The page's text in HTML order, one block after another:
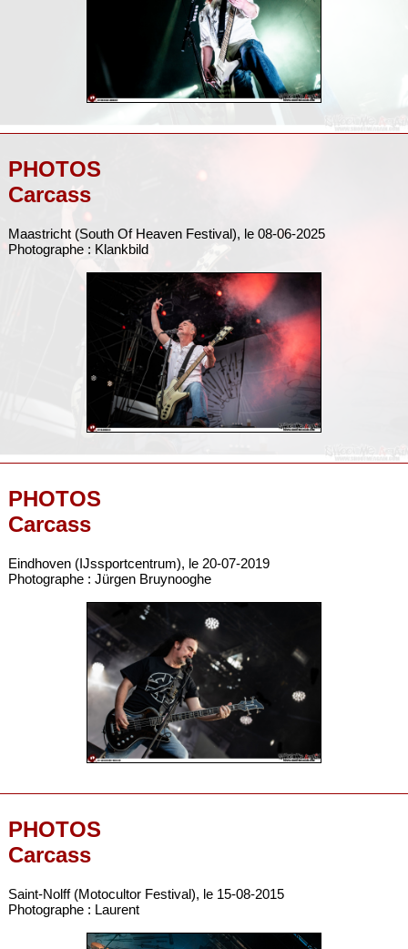
PHOTOS
Carcass
Maastricht (South Of Heaven Festival), le 08-06-2025
Photographe : Klankbild
PHOTOS
Carcass
Eindhoven (IJssportcentrum), le 20-07-2019
Photographe : Jürgen Bruynooghe
PHOTOS
Carcass
Saint-Nolff (Motocultor Festival), le 15-08-2015
Photographe : Laurent